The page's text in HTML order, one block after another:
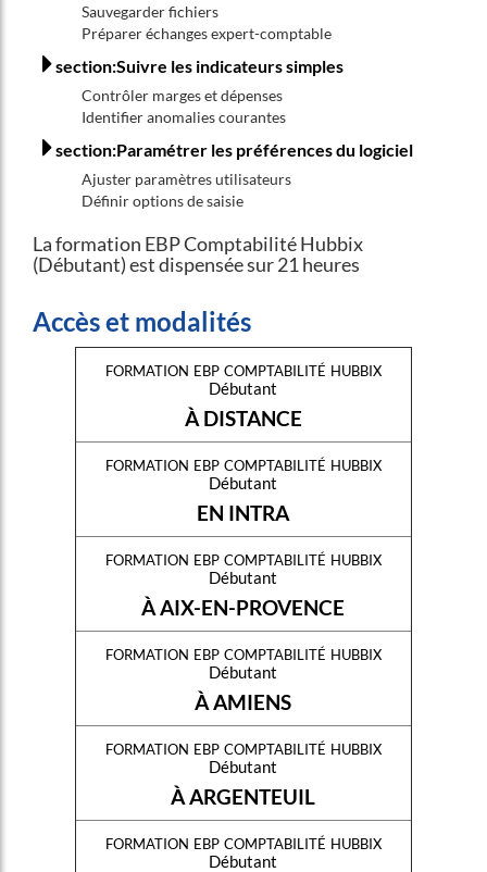
Sauvegarder fichiers
Préparer échanges expert-comptable
section:Suivre les indicateurs simples
Contrôler marges et dépenses
Identifier anomalies courantes
section:Paramétrer les préférences du logiciel
Ajuster paramètres utilisateurs
Définir options de saisie
La formation EBP Comptabilité Hubbix
(Débutant) est dispensée sur 21 heures
Accès et modalités
formation ebp comptabilité hubbix
Débutant
À DISTANCE
formation ebp comptabilité hubbix
Débutant
EN INTRA
formation ebp comptabilité hubbix
Débutant
À AIX-EN-PROVENCE
formation ebp comptabilité hubbix
Débutant
À AMIENS
formation ebp comptabilité hubbix
Débutant
À ARGENTEUIL
formation ebp comptabilité hubbix
Débutant